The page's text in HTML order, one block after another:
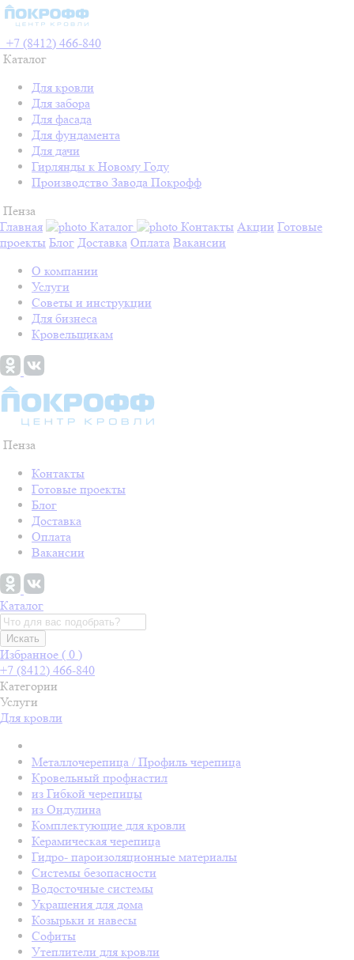
+7 (8412) 466-840
Каталог
Для кровли
Для забора
Для фасада
Для фундамента
Для дачи
Гирлянды к Новому Году
Производство Завода Покрофф
Пенза
Главная
Каталог Контакты Акции Готовые
проекты Блог Доставка Оплата Вакансии
О компании
Услуги
Советы и инструкции
Для бизнеса
Кровельщикам
Пенза
Контакты
Готовые проекты
Блог
Доставка
Оплата
Вакансии
Каталог
Искать
Избранное ( 0 )
+7 (8412) 466-840
Категории
Услуги
Для кровли
Металлочерепица / Профиль черепица
Кровельный профнастил
из Гибкой черепицы
из Ондулина
Комплектующие для кровли
Керамическая черепица
Гидро- пароизоляционные материалы
Системы безопасности
Водосточные системы
Украшения для дома
Козырьки и навесы
Софиты
Утеплители для кровли